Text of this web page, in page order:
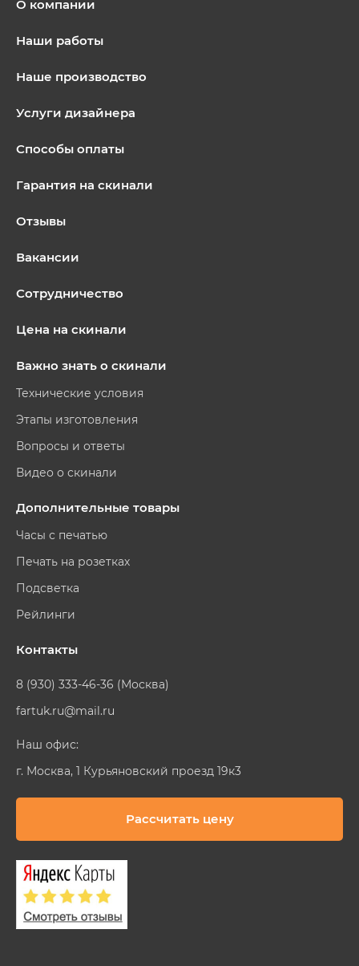
О компании
Наши работы
Наше производство
Услуги дизайнера
Способы оплаты
Гарантия на скинали
Отзывы
Вакансии
Сотрудничество
Цена на скинали
Важно знать о скинали
Технические условия
Этапы изготовления
Вопросы и ответы
Видео о скинали
Дополнительные товары
Часы с печатью
Печать на розетках
Подсветка
Рейлинги
Контакты
8 (930) 333-46-36 (Москва)
fartuk.ru@mail.ru
Наш офис:
г. Москва, 1 Курьяновский проезд 19к3
Рассчитать цену